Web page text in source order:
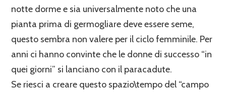
notte dorme e sia universalmente noto che una
pianta prima di germogliare deve essere seme,
questo sembra non valere per il ciclo femminile. Per
anni ci hanno convinte che le donne di successo “in
quei giorni” si lanciano con il paracadute.
Se riesci a creare questo spazio\tempo del “campo